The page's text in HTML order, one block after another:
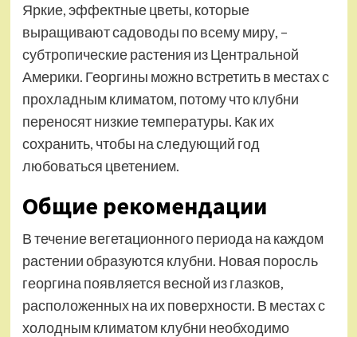
Яркие, эффектные цветы, которые
выращивают садоводы по всему миру, –
субтропические растения из Центральной
Америки. Георгины можно встретить в местах с
прохладным климатом, потому что клубни
переносят низкие температуры. Как их
сохранить, чтобы на следующий год
любоваться цветением.
Общие рекомендации
В течение вегетационного периода на каждом
растении образуются клубни. Новая поросль
георгина появляется весной из глазков,
расположенных на их поверхности. В местах с
холодным климатом клубни необходимо